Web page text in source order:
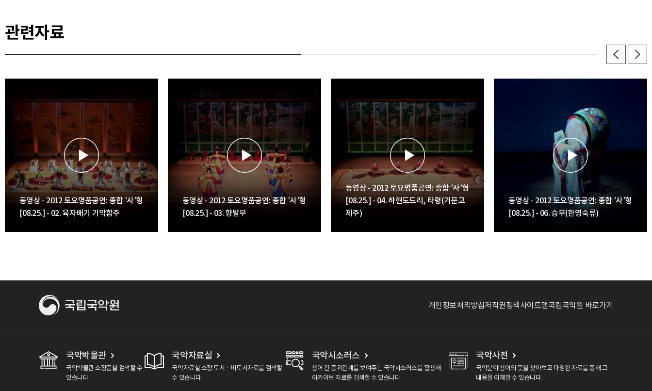
관련자료
동영상 - 2012 토요명품공연: 종합 ’사’형
[08.25.] - 02. 육자배기 기악합주
동영상 - 2012 토요명품공연: 종합 ’사’형
[08.25.] - 03. 향발무
동영상 - 2012 토요명품공연: 종합 ’사’형
[08.25.] - 04. 하현도드리, 타령(거문고
제주)
동영상 - 2012 토요명품공연: 종합 ’사’형
[08.25.] - 06. 승무(한영숙류)
개인정보처리방침저작권정책사이트맵국립국악원 바로가기
국악박물관
국악박물관 소장품을 검색할 수
있습니다.
국악자료실
국악자료실 소장 도서ㆍ비도서자료를 검색할
수 있습니다.
국악시소러스
용어 간 층위관계를 보여주는 국악시소러스를 활용해
아카이브 자료를 검색할 수 있습니다.
국악사전
국악분야 용어의 뜻을 찾아보고 다양한 자료를 통해 그
내용을 이해할 수 있습니다.